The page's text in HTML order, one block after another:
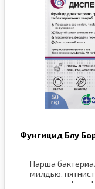
Фунгицид Блу
Парша
милдью,